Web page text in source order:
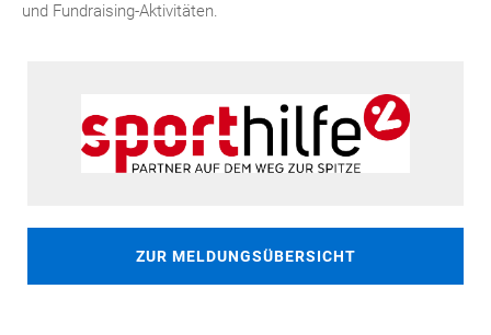
und Fundraising-Aktivitäten.
ZUR MELDUNGSÜBERSICHT